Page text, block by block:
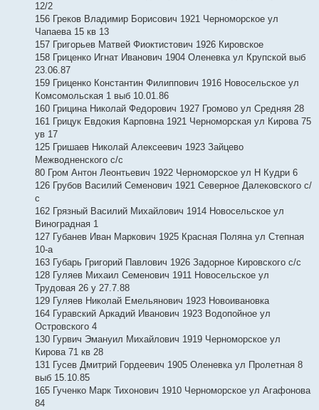
12/2
156 Греков Владимир Борисович 1921 Черноморское ул
Чапаева 15 кв 13
157 Григорьев Матвей Фиоктистович 1926 Кировское
158 Гриценко Игнат Иванович 1904 Оленевка ул Крупской выб
23.06.87
159 Гриценко Константин Филиппович 1916 Новосельское ул
Комсомольская 1 выб 10.01.86
160 Грицина Николай Федорович 1927 Громово ул Средняя 28
161 Грицук Евдокия Карповна 1921 Черноморская ул Кирова 75
ув 17
125 Гришаев Николай Алексеевич 1923 Зайцево
Межводненского с/с
80 Гром Антон Леонтьевич 1922 Черноморское ул Н Кудри 6
126 Грубов Василий Семенович 1921 Северное Далековского с/
с
162 Грязный Василий Михайлович 1914 Новосельское ул
Виноградная 1
127 Губанев Иван Маркович 1925 Красная Поляна ул Степная
10-а
163 Губарь Григорий Павлович 1926 Задорное Кировского с/с
128 Гуляев Михаил Семенович 1911 Новосельское ул
Трудовая 26 у 27.7.88
129 Гуляев Николай Емельянович 1923 Новоивановка
164 Гуравский Аркадий Иванович 1923 Водопойное ул
Островского 4
130 Гурвич Эмануил Михайлович 1919 Черноморское ул
Кирова 71 кв 28
131 Гусев Дмитрий Гордеевич 1905 Оленевка ул Пролетная 8
выб 15.10.85
165 Гученко Марк Тихонович 1910 Черноморское ул Агафонова
84